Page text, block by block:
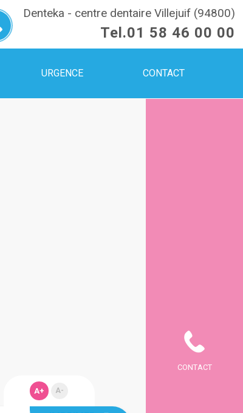
Denteka - centre dentaire Villejuif (94800)
Tel.01 58 46 00 00
URGENCE CONTACT
A+ A-
CONTACT